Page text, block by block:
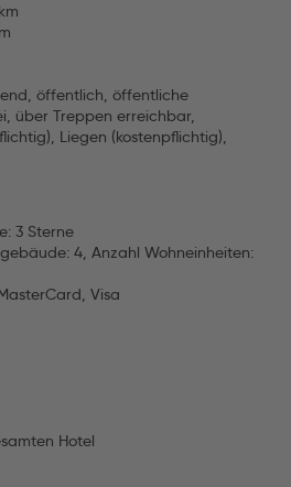
öffentlich, öffentliche
über Treppen erreichbar,
Liegen (kostenpflichtig),
3 Sterne
4, Anzahl Wohneinheiten:
Visa
Hotel